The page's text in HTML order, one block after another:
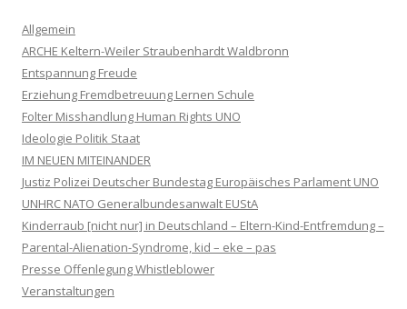
Allgemein
ARCHE Keltern-Weiler Straubenhardt Waldbronn
Entspannung Freude
Erziehung Fremdbetreuung Lernen Schule
Folter Misshandlung Human Rights UNO
Ideologie Politik Staat
IM NEUEN MITEINANDER
Justiz Polizei Deutscher Bundestag Europäisches Parlament UNO
UNHRC NATO Generalbundesanwalt EUStA
Kinderraub [nicht nur] in Deutschland – Eltern-Kind-Entfremdung –
Parental-Alienation-Syndrome, kid – eke – pas
Presse Offenlegung Whistleblower
Veranstaltungen